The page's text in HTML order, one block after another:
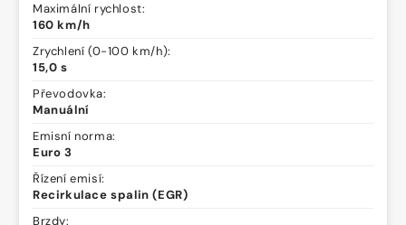
Maximální rychlost:
160 km/h
Zrychlení (0-100 km/h):
15,0 s
Převodovka:
Manuální
Emisní norma:
Euro 3
Řízení emisí:
Recirkulace spalin (EGR)
Brzdy: